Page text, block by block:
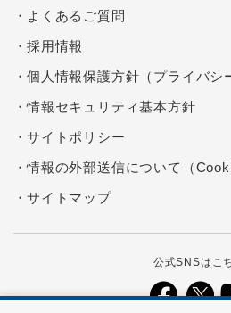
よくあるご質問
採用情報
個人情報保護方針（プライバシ
情報セキュリティ基本方針
サイトポリシー
情報の外部送信について（
サイトマップ
公式SNSはこ